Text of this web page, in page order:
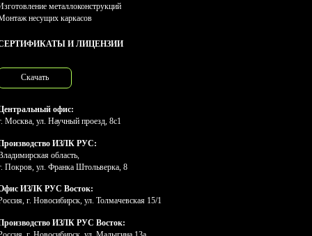
металлоконструкций
несущих каркасов
И ЛИЦЕНЗИИ
Скачать
офис:
Москва, ул. Научный проезд, 8с1
ИЗЛК РУС:
область,
Покров, ул. Франка Штольверка, 8
ИЗЛК РУС Восток:
г. Новосибирск, ул. Толмачевская 15/1
ИЗЛК РУС Восток: